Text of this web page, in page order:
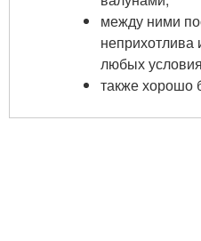
между ними
любых
также хорошо